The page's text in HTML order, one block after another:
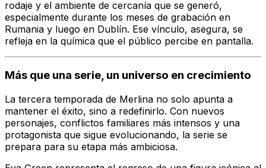
rodaje y el ambiente de cercanía que se generó,
especialmente durante los meses de grabación en
Rumania y luego en Dublín. Ese vínculo, asegura, se
refleja en la química que el público percibe en pantalla.
Más que una serie, un universo en crecimiento
La tercera temporada de Merlina no solo apunta a
mantener el éxito, sino a redefinirlo. Con nuevos
personajes, conflictos familiares más intensos y una
protagonista que sigue evolucionando, la serie se
prepara para su etapa más ambiciosa.